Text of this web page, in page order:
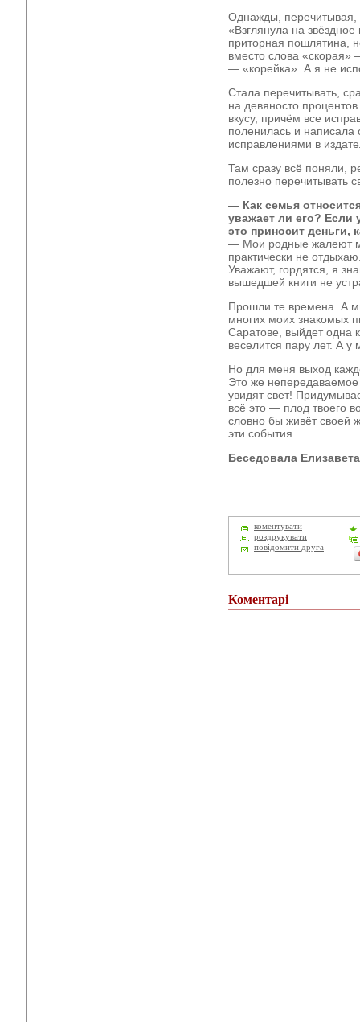
Однажды,
«Взглянула на
приторная пошлятина,
вместо слова «скорая»
— «корейка». А я не
Стала перечитывать,
на девяносто
вкусу, причём все
поленилась и написала
исправлениями в
Там сразу всё поняли,
полезно перечитывать
— Как семья
уважает ли его? Если
это приносит деньги,
— Мои родные жалеют
практически не
Уважают, гордятся, я
вышедшей книги не
Прошли те времена. А
многих моих знакомых
Саратове, выйдет одна
веселится пару лет. А
Но для меня выход
Это же непередаваемое
увидят свет!
всё это — плод твоего
словно бы живёт своей
эти события.
Беседовала
коментувати
роздрукувати
повідомити друга
Коментарі